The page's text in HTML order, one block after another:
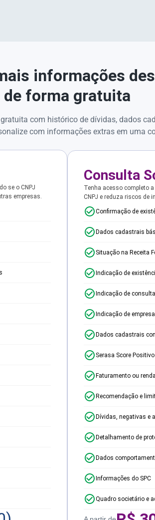
informações
de forma gratuita
com histórico de dívidas, dados
com informações extras em uma
se o CNPJ
empresas.
Consulta
Tenha acesso completo
CNPJ e reduza riscos de
Confirmação de
Dados cadastrais
Situação na Receita
Indicação de
Indicação de
Indicação de
Dados cadastrais
Serasa Score Positivo
Faturamento ou
Recomendação e
Dívidas, negativas e
Detalhamento de
Dados
Informações do SPC
Quadro societário e